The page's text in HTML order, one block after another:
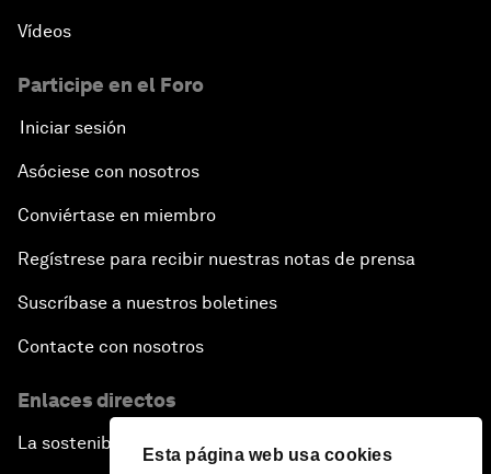
Esta página web usa cookies
Vídeos
Participe en el Foro
Iniciar sesión
Asóciese con nosotros
Conviértase en miembro
Regístrese para recibir nuestras notas de prensa
Suscríbase a nuestros boletines
Contacte con nosotros
Enlaces directos
La sostenibilidad en el Foro